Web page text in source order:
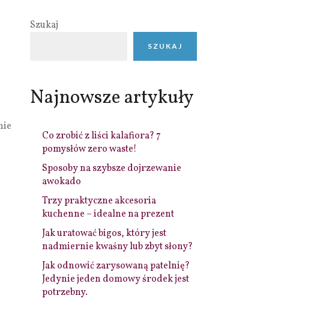
Szukaj
SZUKAJ
Najnowsze artykuły
Co zrobić z liści kalafiora? 7
pomysłów zero waste!
Sposoby na szybsze dojrzewanie
awokado
Trzy praktyczne akcesoria
kuchenne – idealne na prezent
Jak uratować bigos, który jest
nadmiernie kwaśny lub zbyt słony?
Jak odnowić zarysowaną patelnię?
Jedynie jeden domowy środek jest
potrzebny.